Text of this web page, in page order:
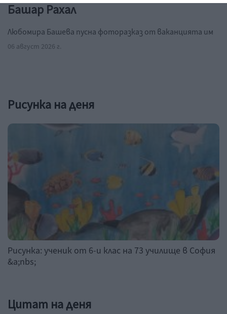
Башар Рахал
Любомира Башева пусна фоторазказ от ваканцията им
06 август 2026 г.
Рисунка на деня
Рисунка: ученик от 6-и клас на 73 училище в София
&a;nbs;
Цитат на деня